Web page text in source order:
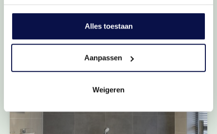
Alles toestaan
Aanpassen
Weigeren
Zes slaapkamers